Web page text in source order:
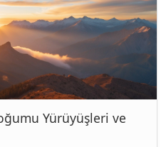
Yürüyüşleri ve